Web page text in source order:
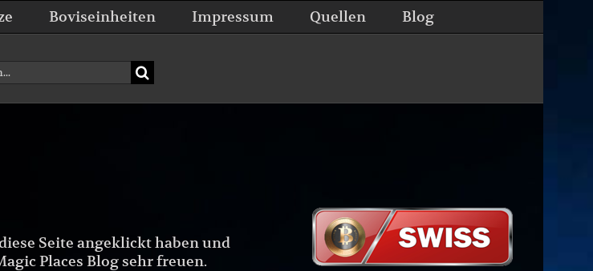
Boviseinheiten Impressum Quellen Blog
Seite angeklickt haben und
Places Blog sehr freuen.